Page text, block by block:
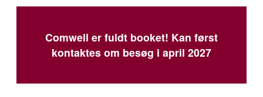
Comwell er fuldt booket! Kan først
kontaktes om besøg i april 2027